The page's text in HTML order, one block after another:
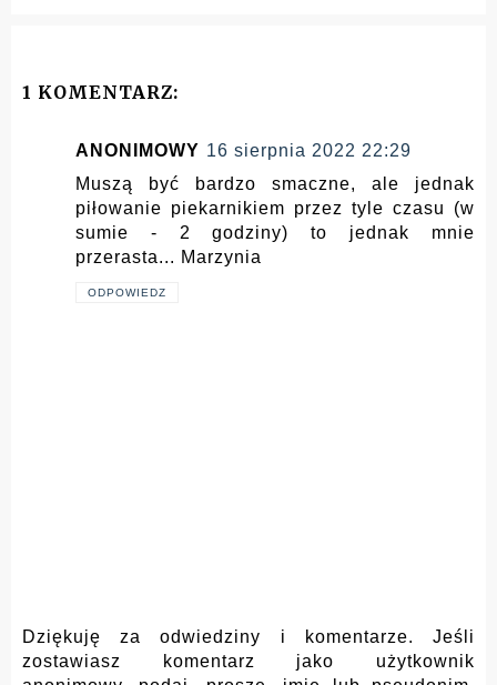
1 KOMENTARZ:
ANONIMOWY 16 sierpnia 2022 22:29
Muszą być bardzo smaczne, ale jednak
piłowanie piekarnikiem przez tyle czasu (w
sumie - 2 godziny) to jednak mnie
przerasta... Marzynia
ODPOWIEDZ
Dziękuję za odwiedziny i komentarze. Jeśli
zostawiasz komentarz jako użytkownik